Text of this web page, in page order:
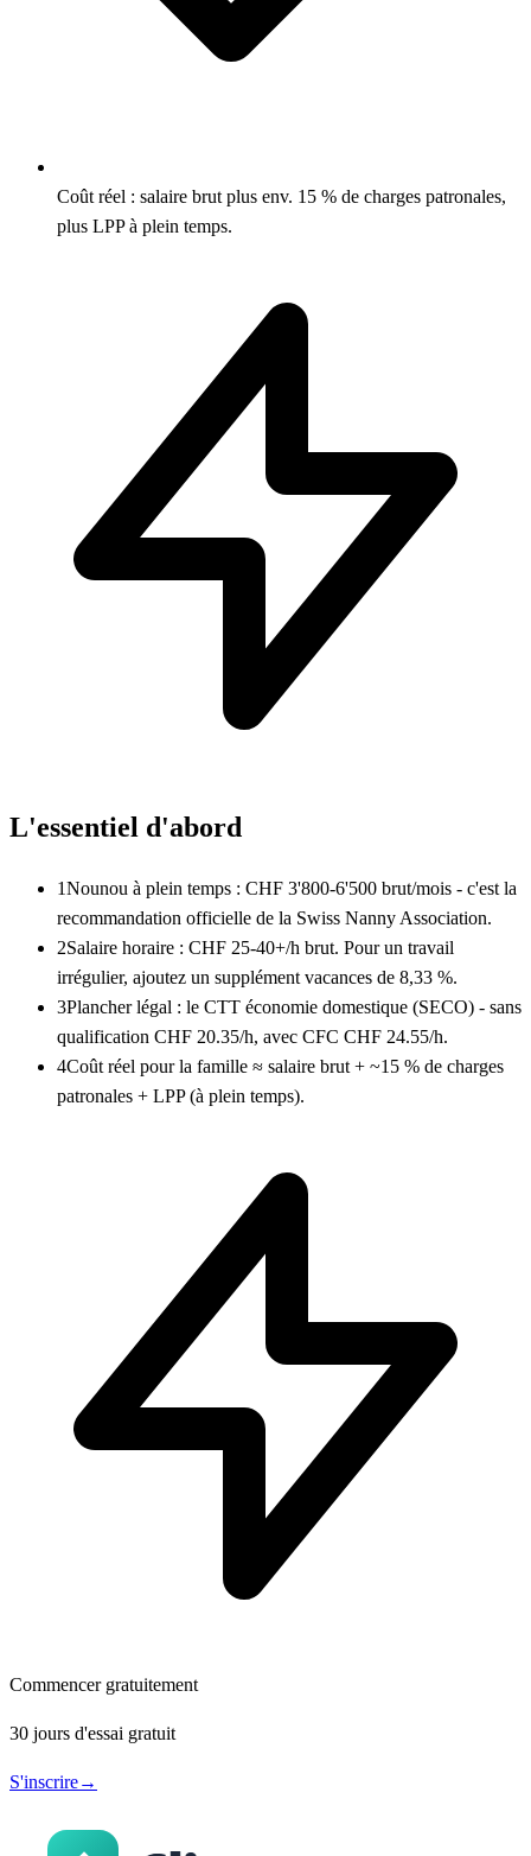
Coût réel : salaire brut plus env. 15 % de charges patronales,
plus LPP à plein temps.
L'essentiel d'abord
1Nounou à plein temps : CHF 3'800-6'500 brut/mois - c'est la
recommandation officielle de la Swiss Nanny Association.
2Salaire horaire : CHF 25-40+/h brut. Pour un travail
irrégulier, ajoutez un supplément vacances de 8,33 %.
3Plancher légal : le CTT économie domestique (SECO) - sans
qualification CHF 20.35/h, avec CFC CHF 24.55/h.
4Coût réel pour la famille ≈ salaire brut + ~15 % de charges
patronales + LPP (à plein temps).
Commencer gratuitement
30 jours d'essai gratuit
S'inscrire→